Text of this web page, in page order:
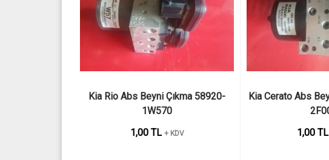
Kia Rio Abs Beyni Çıkma 58920-
1W570
1,00 TL + KDV
Kia Cerato Abs
1,00 TL